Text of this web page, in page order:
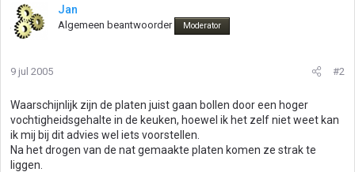
Jan
Algemeen beantwoorder Moderator
9 jul 2005 #2
Waarschijnlijk zijn de platen juist gaan bollen door een hoger
vochtigheidsgehalte in de keuken, hoewel ik het zelf niet weet kan
ik mij bij dit advies wel iets voorstellen.
Na het drogen van de nat gemaakte platen komen ze strak te
liggen.